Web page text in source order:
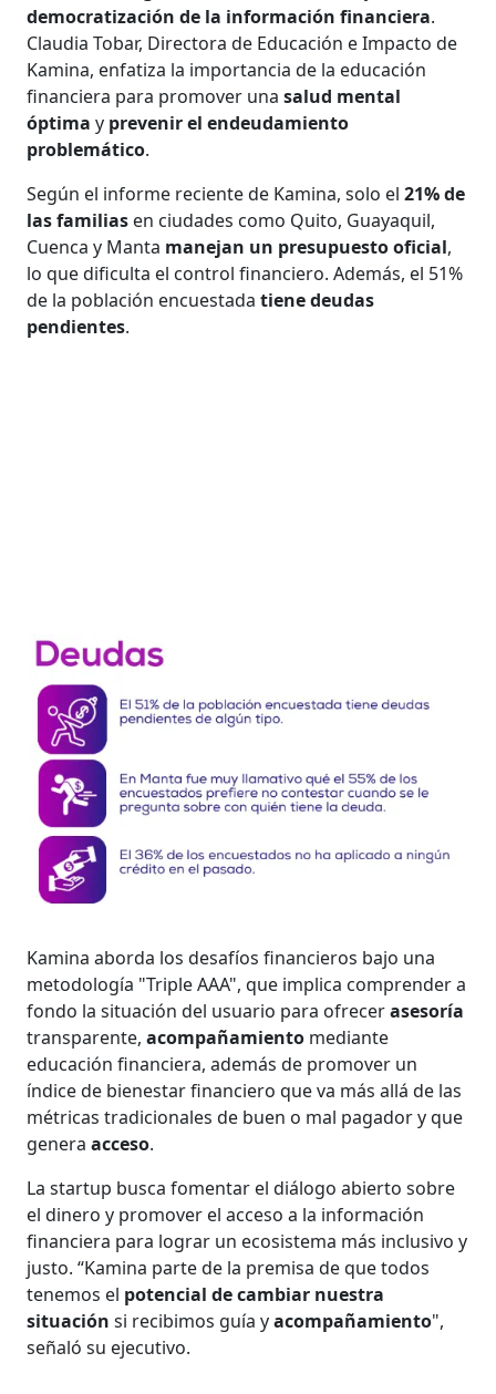
democratización de la información financiera.
Claudia Tobar, Directora de Educación e Impacto de
Kamina, enfatiza la importancia de la educación
financiera para promover unasalud mental
óptimay prevenir el endeudamiento
problemático.
Según el informe reciente de Kamina, solo el21% de
las familias en ciudades como Quito, Guayaquil,
Cuenca y Manta manejan un presupuesto oficial,
lo que dificulta el control financiero. Además, el 51%
de la población encuestadatiene deudas
pendientes.
Kamina aborda los desafíos financieros bajo una
metodología "Triple AAA", que implica comprender a
fondo la situación del usuario para ofrecerasesoría
transparente,acompañamiento mediante
educación financiera, además de promover un
índice de bienestar financiero que va más allá de las
métricas tradicionales de buen o mal pagador y que
generaacceso.
La startup busca fomentar el diálogo abierto sobre
el dinero y promover el acceso a la información
financiera para lograr un ecosistema más inclusivo y
justo. “Kamina parte de la premisa de que todos
tenemos el potencial de cambiar nuestra
situaciónsi recibimos guía yacompañamiento",
señaló su ejecutivo.